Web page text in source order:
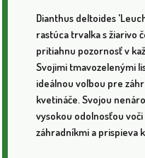
Dianthus deltoides
rastúca trvalka s žiarivo
pritiahnu pozornosť v
Svojimi tmavozelenými
ideálnou voľbou pre
kvetináče. Svojou
vysokou odolnosťou
záhradníkmi a prispieva